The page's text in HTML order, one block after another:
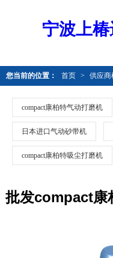
宁波上
您当前的位置： 首页 > 供应商
compact康柏特气动打磨机
日本进口气动砂带机
compact康柏特吸尘打磨机